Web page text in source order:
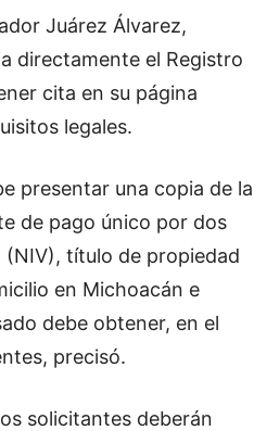
Juárez Álvarez,
directamente el Registro
cita en su página
legales.
presentar una copia de la
de pago único por dos
(NIV), título de propiedad
en Michoacán e
debe obtener, en el
precisó.
solicitantes deberán